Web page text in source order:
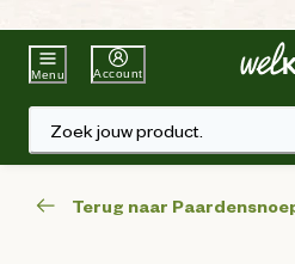
Beste
Menu Account
Zoek jouw product.
Terug naar